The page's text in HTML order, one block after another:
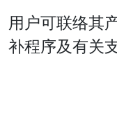
用户可联络其
补程序及有关支